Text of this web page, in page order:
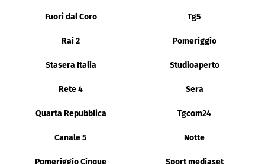
Fuori dal Coro Tg5
Rai 2 Pomeriggio
Stasera Italia Studioaperto
Rete 4 Sera
Quarta Repubblica Tgcom24
Canale 5 Notte
Pomeriggio Cinque Sport mediaset